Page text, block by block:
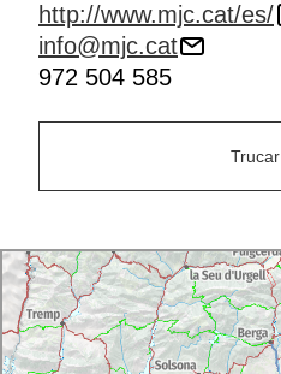
http://www.mjc.cat/es/
info@mjc.cat
972 504 585
Trucar